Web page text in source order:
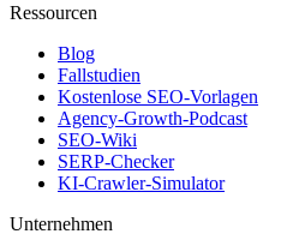
Ressourcen
Blog
Fallstudien
Kostenlose SEO-Vorlagen
Agency-Growth-Podcast
SEO-Wiki
SERP-Checker
KI-Crawler-Simulator
Unternehmen